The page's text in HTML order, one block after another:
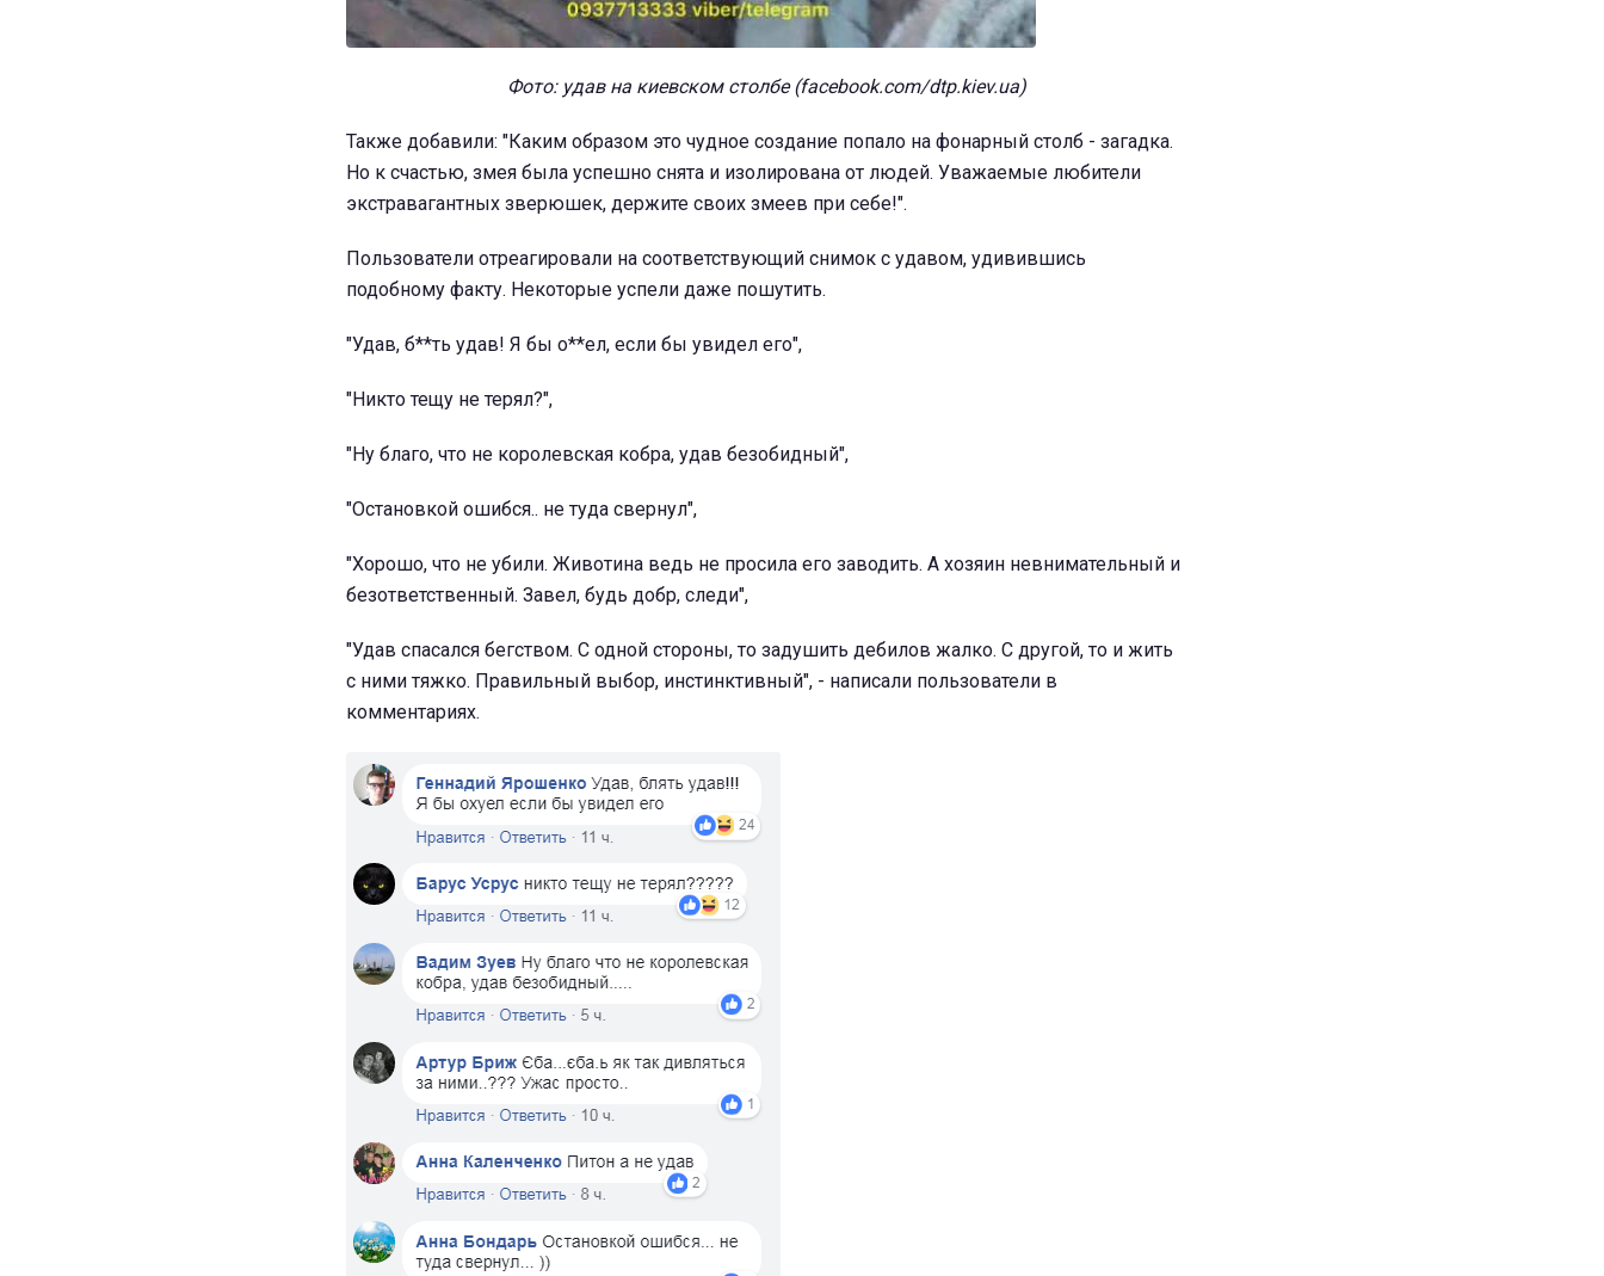
Фото: удав на киевском столбе (facebook.com/dtp.kiev.ua)
Также добавили: "Каким образом это чудное создание попало на фонарный столб - загадка.
Но к счастью, змея была успешно снята и изолирована от людей. Уважаемые любители
экстравагантных зверюшек, держите своих змеев при себе!".
Пользователи отреагировали на соответствующий снимок с удавом, удивившись
подобному факту. Некоторые успели даже пошутить.
"Удав, б**ть удав! Я бы о**ел, если бы увидел его",
"Никто тещу не терял?",
"Ну благо, что не королевская кобра, удав безобидный",
"Остановкой ошибся.. не туда свернул",
"Хорошо, что не убили. Животина ведь не просила его заводить. А хозяин невнимательный и
безответственный. Завел, будь добр, следи",
"Удав спасался бегством. С одной стороны, то задушить дебилов жалко. С другой, то и жить
с ними тяжко. Правильный выбор, инстинктивный", - написали пользователи в
комментариях.